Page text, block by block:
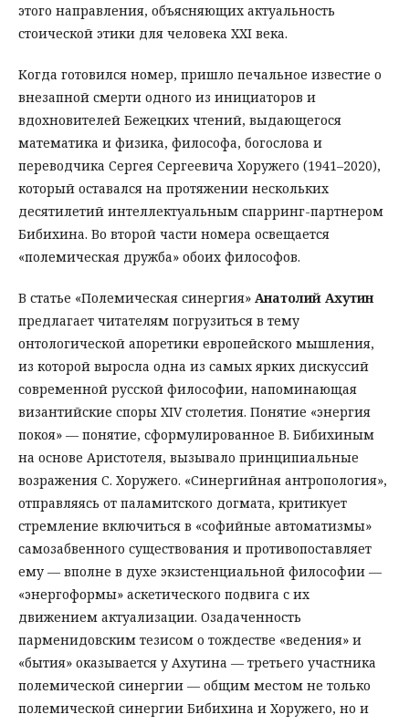
этого направления, объясняющих актуальность
стоической этики для человека XXI века.
Когда готовился номер, пришло печальное известие о
внезапной смерти одного из инициаторов и
вдохновителей Бежецких чтений, выдающегося
математика и физика, философа, богослова и
переводчика Сергея Сергеевича Хоружего (1941–2020),
который оставался на протяжении нескольких
десятилетий интеллектуальным спарринг-партнером
Бибихина. Во второй части номера освещается
«полемическая дружба» обоих философов.
В статье «Полемическая синергия» Анатолий Ахутин
предлагает читателям погрузиться в тему
онтологической апоретики европейского мышления,
из которой выросла одна из самых ярких дискуссий
современной русской философии, напоминающая
византийские споры XIV столетия. Понятие «энергия
покоя» — понятие, сформулированное В. Бибихиным
на основе Аристотеля, вызывало принципиальные
возражения С. Хоружего. «Синергийная антропология»,
отправляясь от паламитского догмата, критикует
стремление включиться в «софийные автоматизмы»
самозабвенного существования и противопоставляет
ему — вполне в духе экзистенциальной философии —
«энергоформы» аскетического подвига с их
движением актуализации. Озадаченность
парменидовским тезисом о тождестве «ведения» и
«бытия» оказывается у Ахутина — третьего участника
полемической синергии — общим местом не только
полемической синергии Бибихина и Хоружего, но и